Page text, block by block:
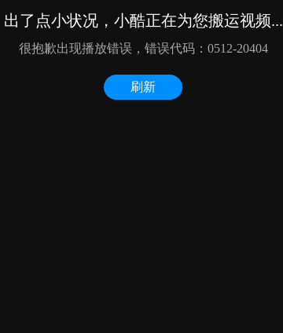
出了点小状况，小酷正在为您搬运视频...
很抱歉出现播放错误，错误代码：0512-20404
刷新